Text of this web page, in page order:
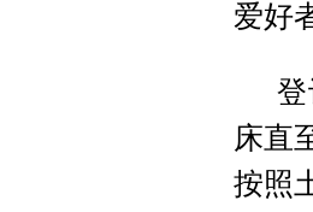
爱好
床直
按照